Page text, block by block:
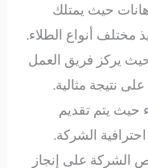
حيث يمتلك
مختلف أنواع الطلاء.
حيث يركز فريق العمل
نتيجة مثالية.
حيث يتم تقديم
الشركة.
الشركة على إنجاز